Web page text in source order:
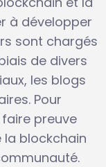
à développer
sont chargés
de divers
les blogs
Pour
preuve
la blockchain